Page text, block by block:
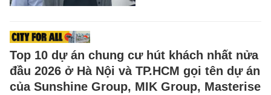
Top 10 dự án chung cư hút khách nhất nửa
đầu 2026 ở Hà Nội và TP.HCM gọi tên dự án
của Sunshine Group, MIK Group, Masterise